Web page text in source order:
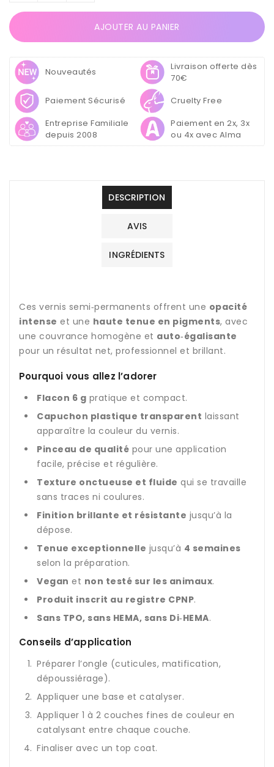
Vernis
Semi
Permanent
UV
/
LED
-
Purples
Cosmic
Vernis
Semi
Permanent
-
Purples
Cosmic
AJOUTER AU PANIER
Nouveautés
Livraison offerte dès
70€
Paiement Sécurisé
Cruelty Free
Entreprise Familiale
depuis 2008
Paiement en 2x, 3x
ou 4x avec Alma
DESCRIPTION
AVIS
INGRÉDIENTS
Ces vernis semi‑permanents offrent une opacité
intense et une haute tenue en pigments, avec
une couvrance homogène et auto‑égalisante
pour un résultat net, professionnel et brillant.
Pourquoi vous allez l’adorer
Flacon 6 g pratique et compact.
Capuchon plastique transparent laissant
apparaître la couleur du vernis.
Pinceau de qualité pour une application
facile, précise et régulière.
Texture onctueuse et fluide qui se travaille
sans traces ni coulures.
Finition brillante et résistante jusqu’à la
dépose.
Tenue exceptionnelle jusqu’à 4 semaines
selon la préparation.
Vegan et non testé sur les animaux.
Produit inscrit au registre CPNP.
Sans TPO, sans HEMA, sans Di‑HEMA.
Conseils d’application
Préparer l’ongle (cuticules, matification,
dépoussiérage).
Appliquer une base et catalyser.
Appliquer 1 à 2 couches fines de couleur en
catalysant entre chaque couche.
Finaliser avec un top coat.